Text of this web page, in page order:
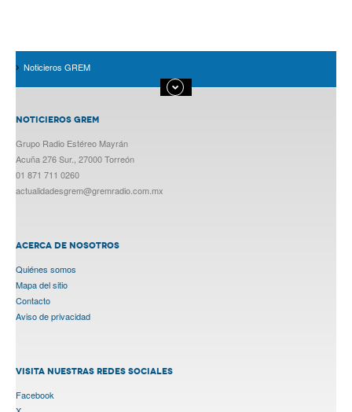
Noticieros GREM
NOTICIEROS GREM
Grupo Radio Estéreo Mayrán
Acuña 276 Sur., 27000 Torreón
01 871 711 0260
actualidadesgrem@gremradio.com.mx
ACERCA DE NOSOTROS
Quiénes somos
Mapa del sitio
Contacto
Aviso de privacidad
VISITA NUESTRAS REDES SOCIALES
Facebook